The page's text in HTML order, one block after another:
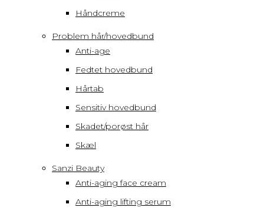
Håndcreme
Problem hår/hovedbund
Anti-age
Fedtet hovedbund
Hårtab
Sensitiv hovedbund
Skadet/porøst hår
Skæl
Sanzi Beauty
Anti-aging face cream
Anti-aging lifting serum